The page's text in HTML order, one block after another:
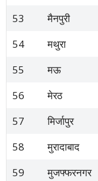
53
मैनपुरी
54
मथुरा
55
मऊ
56
मेरठ
57
मिर्जापुर
58
मुरादाबाद
59
मुजफ्फरनगर